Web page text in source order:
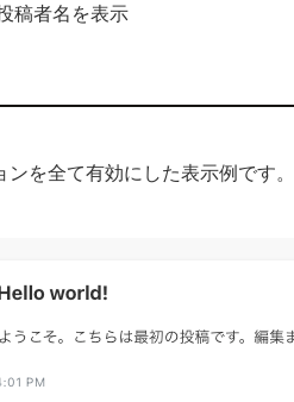
稿者名を表示
を全て有効にした表示例です